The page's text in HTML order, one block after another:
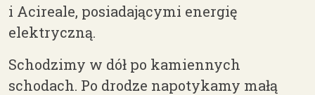
i Acireale, posiadającymi energię
elektryczną.
Schodzimy w dół po kamiennych
schodach. Po drodze napotykamy małą